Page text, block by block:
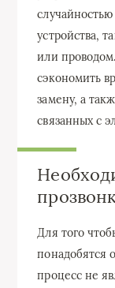
устройства,
или
сэкономить
замену, а
связанных с
Для того
понадобятся
процесс не